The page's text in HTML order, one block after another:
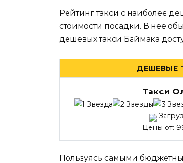
Рейтинг такси с наиболее
стоимости посадки. В нее
дешевых такси Баймака
ДЕШЕВЫЕ
Такси
Цены от:
Пользуясь самыми